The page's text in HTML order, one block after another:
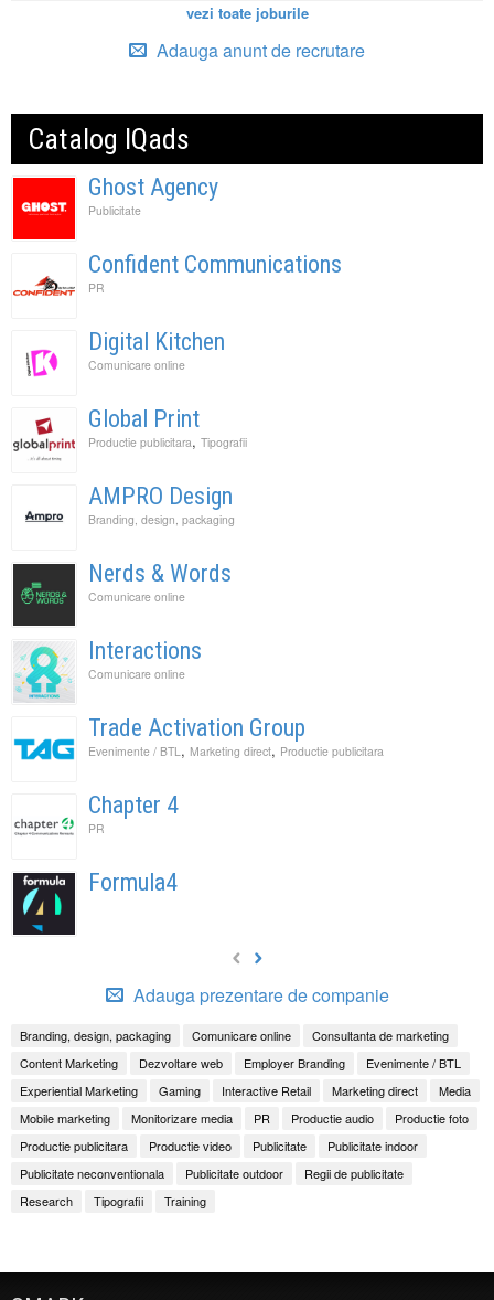
vezi toate joburile
Adauga anunt de recrutare
Catalog IQads
Ghost Agency
Publicitate
Confident Communications
PR
Digital Kitchen
Comunicare online
Global Print
Productie publicitara, Tipografii
AMPRO Design
Branding, design, packaging
Nerds & Words
Comunicare online
Interactions
Comunicare online
Trade Activation Group
Evenimente / BTL , Marketing direct, Productie publicitara
Chapter 4
PR
Formula4
Adauga prezentare de companie
Branding, design, packaging Comunicare online
Consultanta de marketing
Content Marketing
Dezvoltare web Employer Branding
Evenimente / BTL
Experiential Marketing
Gaming Interactive Retail Marketing direct
Media
Mobile marketing
Monitorizare media PR Productie audio
Productie foto
Productie publicitara
Productie video Publicitate
Publicitate indoor
Publicitate neconventionala
Publicitate outdoor
Regii de publicitate
Research
Tipografii Training